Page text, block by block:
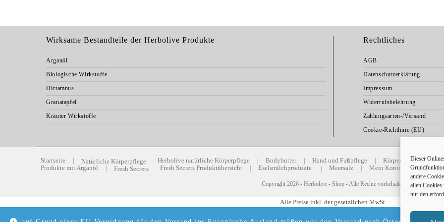
Dieser
andere
allen Cookies
nur den
Wirksame Bestandteile der Herbolive Produkte
Arganöl
Biologische Wirkstoffe
Dictamnus
Granatapfel
Kräuter Wirkstoffe
Rechtliches
AGB
Datenschutzerklärung
Impressum
Widerrufsbelehrung
Zahlungsarten-/Versand
Cookie-Richtlinie (EU)
Startseite Natürliche Körperpflege Herbolive natürliche Körperpflege Bodybutter Hand und Fußpflege Körperpflege
Produkte mit Arganöl
Fresh Secrets Fresh Secrets Produktübersicht Eselsmilchprodukte Meersalz Mein Konto Blog
Copyright 2026 - Herbolive - Shop - Alle Rechte vorbehalten
Alle Preise inkl. der gesetzlichen MwSt.